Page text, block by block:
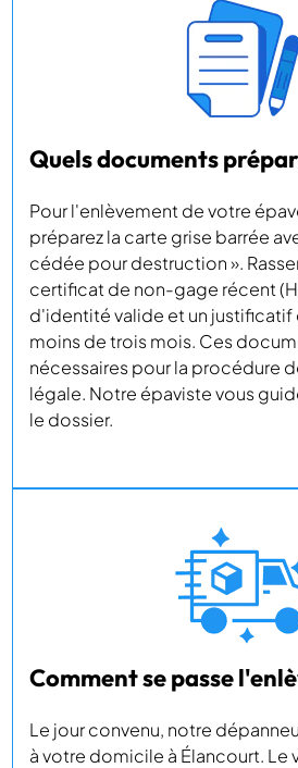
Quels documents
Pour l'enlèvement de votre
préparez la carte grise barrée
cédée pour destruction ».
certificat de non-gage récent
d'identité valide et un
moins de trois mois. Ces
nécessaires pour la procédure
légale. Notre épaviste vous
le dossier.
Comment se passe
Le jour convenu, notre
à votre domicile à Élancourt. Le